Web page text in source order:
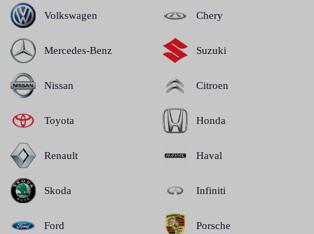
Volkswagen
Mercedes-Benz
Nissan
Toyota
Renault
Skoda
Ford
Chery
Suzuki
Citroen
Honda
Haval
Infiniti
Porsche